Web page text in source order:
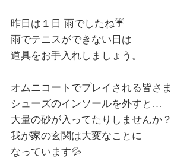
昨日は１日 雨でしたね☔
雨でテニスができない日は
道具をお手入れしましょう。
オムニコートでプレイされる皆さま
シューズのインソールを外すと…
大量の砂が入ってたりしませんか？
我が家の玄関は大変なことに
なっています💦